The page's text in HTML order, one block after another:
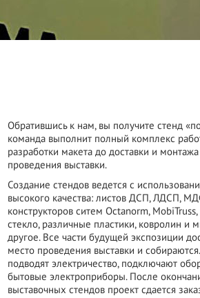
Обратившись к нам, вы получите стенд
команда выполнит полный комплекс
разработки макета до доставки и
проведения выставки.
Создание стендов ведется с
высокого качества: листов ДСП, ЛДСП,
конструкторов ситем Octanorm,
стекло, различные пластики, ковролин и
другое. Все части будущей экспозиции
место проведения выставки и
подводят электричество, подключают
бытовые электроприборы. После
выставочных стендов проект сдается